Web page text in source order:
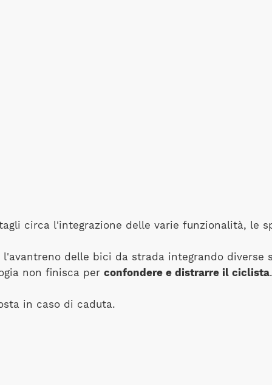
circa l'integrazione delle varie funzionalità, le
delle bici da strada integrando diverse
non finisca per confondere e distrarre il ciclista.
in caso di caduta.